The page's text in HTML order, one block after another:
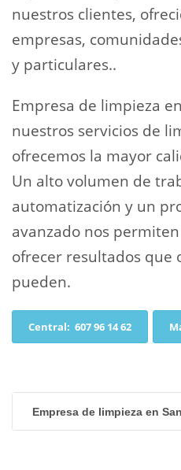
nuestros clientes,
empresas,
y particulares..
Empresa de limpieza
nuestros servicios de
ofrecemos la mayor
Un alto volumen de
automatización y un
avanzado nos
ofrecer resultados que
pueden.
Central: 607 96 14 62
Empresa de limpieza en